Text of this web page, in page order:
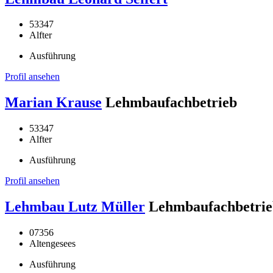
53347
Alfter
Ausführung
Profil ansehen
Marian Krause Lehmbaufachbetrieb
53347
Alfter
Ausführung
Profil ansehen
Lehmbau Lutz Müller
07356
Altengesees
Ausführung